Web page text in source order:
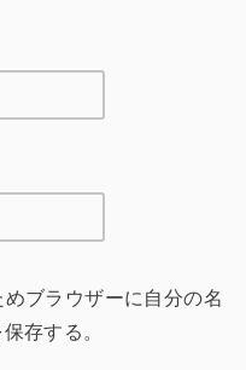
ブラウザーに自分の名
存する。